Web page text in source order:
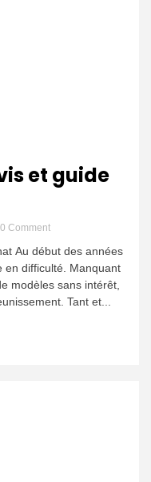
et guide
0 Commenton
Z750 :
avis
et
guide
Au début des années
en difficulté. Manquant
modèles sans intérêt,
Tant et...